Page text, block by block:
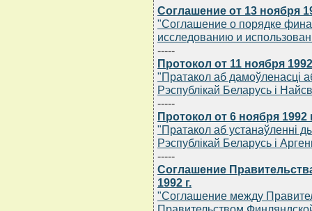
Соглашение от 13 ноября
"Соглашение о порядке
исследованию и
-----
Протокол от 11 ноября 1992
"Пратакол аб дамоўленасцi
Рэспублiкай Беларусь i
-----
Протокол от 6 ноября 1992
"Пратакол аб устанаўленнi
Рэспублiкай Беларусь i
-----
Соглашение
1992 г.
"Соглашение между